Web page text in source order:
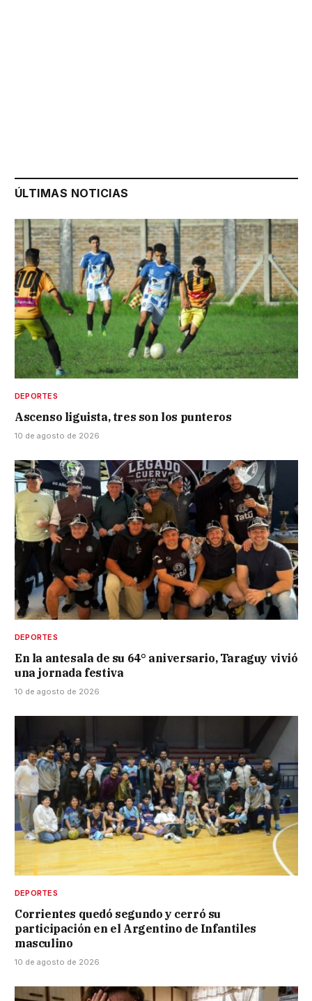
ÚLTIMAS NOTICIAS
DEPORTES
Ascenso liguista, tres son los punteros
10 de agosto de 2026
DEPORTES
En la antesala de su 64° aniversario, Taraguy vivió
una jornada festiva
10 de agosto de 2026
DEPORTES
Corrientes quedó segundo y cerró su
participación en el Argentino de Infantiles
masculino
10 de agosto de 2026